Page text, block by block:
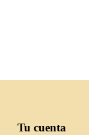
Tu cuenta